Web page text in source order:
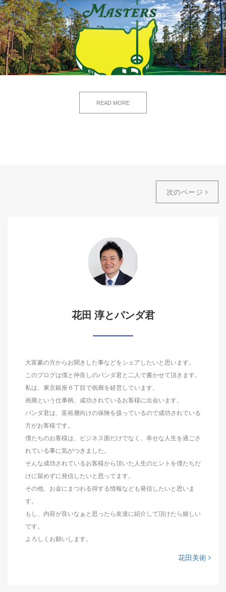
READ MORE
次のページ
花田 淳とパンダ君
大富豪の方からお聞きした事などをシェアしたいと思います。
このブログは僕と仲良しのパンダ君と二人で書かせて頂きます。
私は、東京銀座６丁目で画廊を経営しています。
画廊という仕事柄、成功されているお客様に出会います。
パンダ君は、富裕層向けの保険を扱っているので成功されている
方がお客様です。
僕たちのお客様は、ビジネス面だけでなく、幸せな人生を過ごさ
れている事に気がつきました。
そんな成功されているお客様から頂いた人生のヒントを僕たちだ
けに留めずに発信したいと思ってます。
その他、お金にまつわる得する情報なども発信したいと思いま
す。
もし、内容が良いなぁと思ったら友達に紹介して頂けたら嬉しい
です。
よろしくお願いします。
花田美術